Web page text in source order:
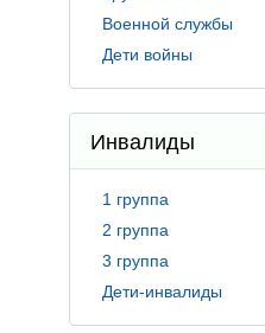
Военной службы
Дети войны
Инвалиды
1 группа
2 группа
3 группа
Дети-инвалиды